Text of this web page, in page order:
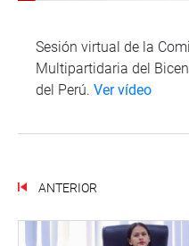
Sesión virtual de la
Multipartidaria del
del Perú. Ver vídeo
ANTERIOR